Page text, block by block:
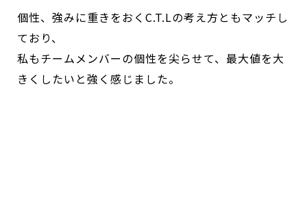
個性、強みに重きをおくC.T.Lの考え方ともマッチし
ており、
私もチームメンバーの個性を尖らせて、最大値を大
きくしたいと強く感じました。